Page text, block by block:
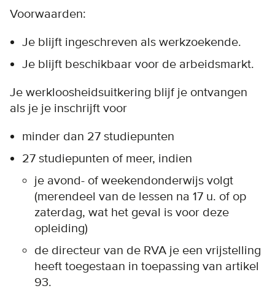
Voorwaarden:
Je blijft ingeschreven als werkzoekende.
Je blijft beschikbaar voor de arbeidsmarkt.
Je werkloosheidsuitkering blijf je ontvangen
als je je inschrijft voor
minder dan 27 studiepunten
27 studiepunten of meer, indien
je avond- of weekendonderwijs volgt
(merendeel van de lessen na 17 u. of op
zaterdag, wat het geval is voor deze
opleiding)
de directeur van de RVA je een vrijstelling
heeft toegestaan in toepassing van artikel
93.